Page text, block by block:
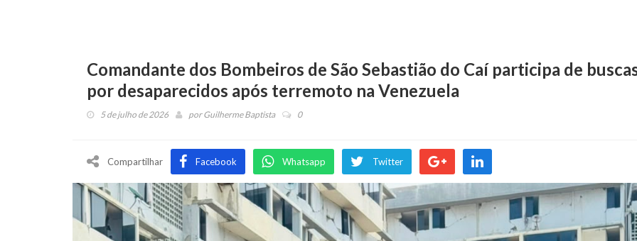
Comandante dos Bombeiros de São Sebastião do Caí participa de
por desaparecidos após terremoto na Venezuela
5 de julho de 2026 porGuilherme Baptista 0
Compartilhar Facebook Whatsapp Twitter